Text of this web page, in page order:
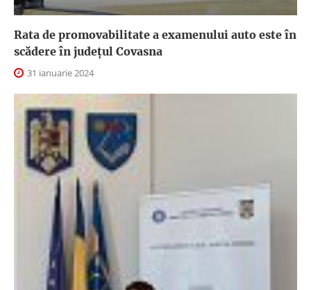
Rata de promovabilitate a examenului auto este în
scădere în județul Covasna
31 ianuarie 2024